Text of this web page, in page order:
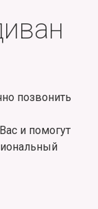
позвонить
и помогут